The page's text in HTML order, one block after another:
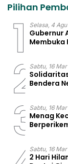
Pilihan
1 Selasa, 4
Gubernur
Membuka
2Sabtu, 16
Bendera
3Sabtu, 16
Menag
Sabtu, 16
2 Hari